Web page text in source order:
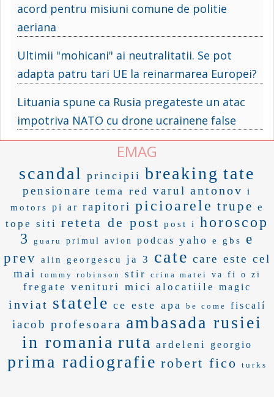
acord pentru misiuni comune de politie
aeriana
Ultimii "mohicani" ai neutralitatii. Se pot
adapta patru tari UE la reinarmarea Europei?
Lituania spune ca Rusia pregateste un atac
impotriva NATO cu drone ucrainene false
EMAG
scandal principii breaking tate
pensionare tema red varul antonov
i
motors
pi ar rapitori picioarele trupe e
tope siti reteta de post post i
horoscop
3
guaru primul avion podcas yaho e gbs
e
prev
alin georgescu ja 3 cate care este cel
mai
tommy robinson stir crina matei va fi o zi
fregate venituri mici alocatiile magic
inviat statele ce este apa be come fiscalí
iacob profesoara ambasada rusiei
in romania ruta ardeleni georgio
prima radiografie robert fico turks